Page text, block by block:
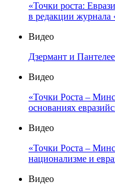
«Точки роста:
в редакции
Видео
Дзермант и
Видео
«Точки Роста –
основаниях
Видео
«Точки Роста –
национализме и
Видео